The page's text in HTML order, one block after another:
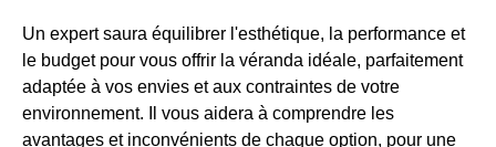
Un expert saura équilibrer l'esthétique, la performance et
le budget pour vous offrir la véranda idéale, parfaitement
adaptée à vos envies et aux contraintes de votre
environnement. Il vous aidera à comprendre les
avantages et inconvénients de chaque option, pour une